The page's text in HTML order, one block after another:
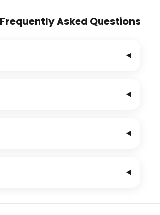
Frequently Asked Questions